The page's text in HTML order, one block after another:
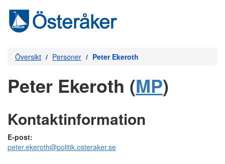
Översikt Personer Peter Ekeroth
Peter Ekeroth (MP)
Kontaktinformation
E-post:
peter.ekeroth@politik.osteraker.se